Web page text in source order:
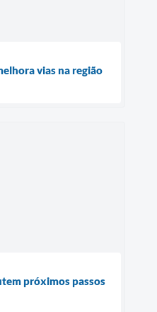
vias na região
próximos passos